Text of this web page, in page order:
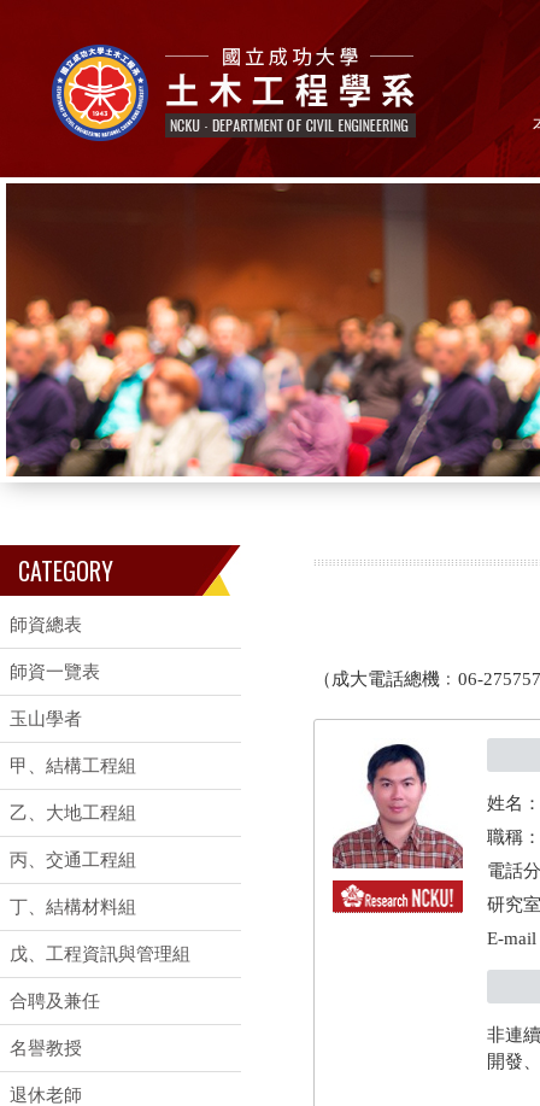
CATEGORY
師資總表
師資一覽表
玉山學者
甲、結構工程組
乙、大地工程組
丙、交通工程組
丁、結構材料組
戊、工程資訊與管理組
合聘及兼任
名譽教授
退休老師
（成大電話總機﹕06-
姓名：
職稱
電話
研究
E-mail
非連
開發